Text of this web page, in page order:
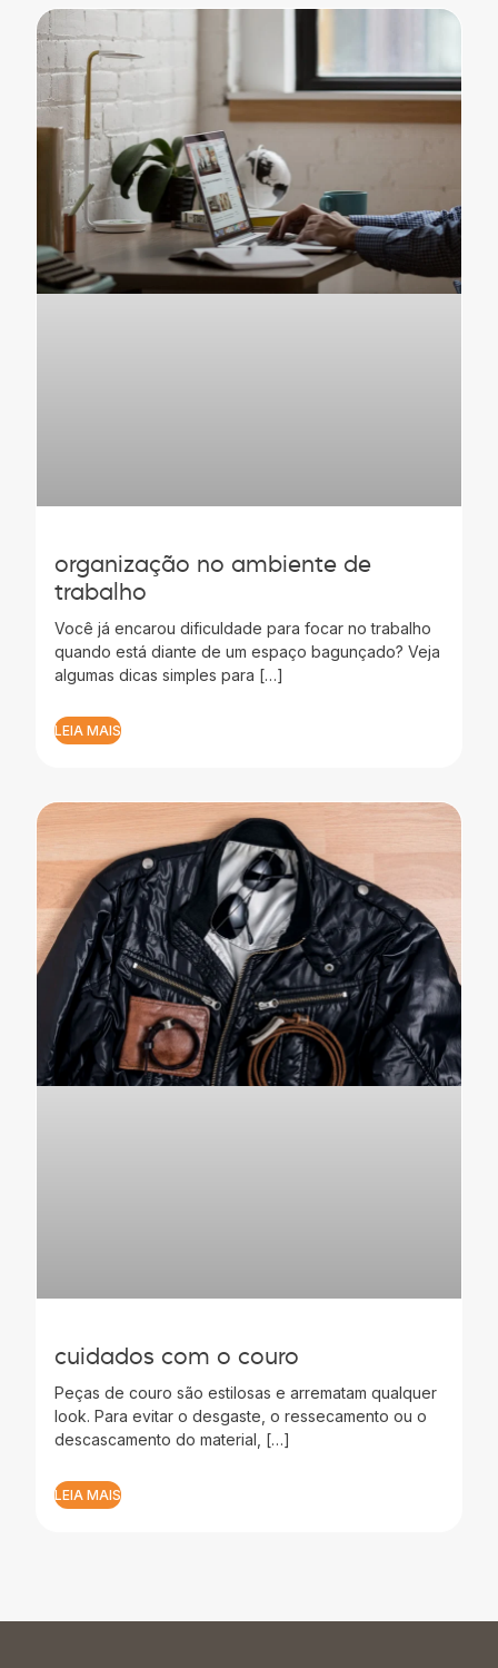
organização no ambiente de
trabalho
Você já encarou dificuldade para focar no trabalho
quando está diante de um espaço bagunçado? Veja
algumas dicas simples para […]
LEIA MAIS
cuidados com o couro
Peças de couro são estilosas e arrematam qualquer
look. Para evitar o desgaste, o ressecamento ou o
descascamento do material, […]
LEIA MAIS